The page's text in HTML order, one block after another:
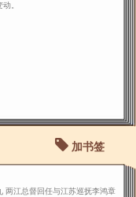
。
加书签
两江总督回任与江苏巡抚李鸿章